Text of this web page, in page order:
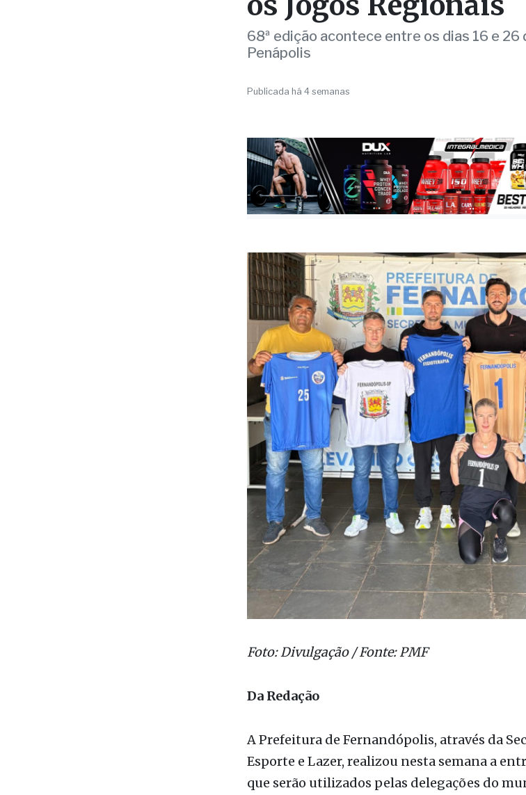
Penápolis
Publicada há 4 semanas
Foto: Divulgação / Fonte: PMF
Da Redação
A Prefeitura de Fernandópolis, através da
que serão utilizados pelas delegações do
Jogos Regionais, que acontecerão entre os
cidade de Penápolis.